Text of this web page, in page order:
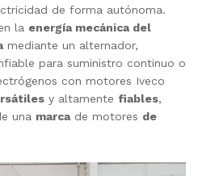
de forma autónoma.
la energía mecánica del
mediante un alternador,
para suministro continuo o
con motores Iveco
y altamente fiables,
una marcade motores de